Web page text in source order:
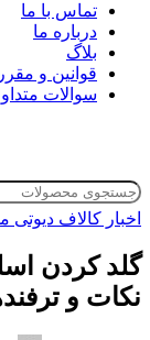
تماس با ما
درباره ما
بلاگ
قوانین و
سوالات
اخبار کالاف دیوتی
گلد کردن
نکات و